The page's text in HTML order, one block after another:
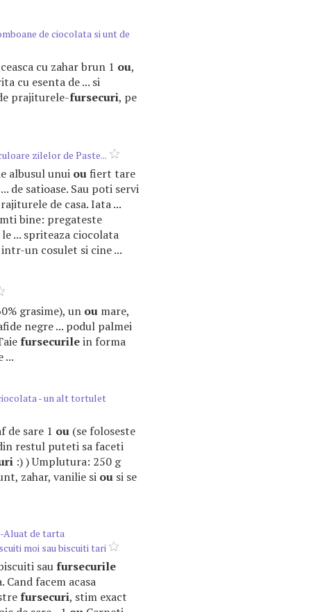
de ciocolata si unt de
cu zahar brun 1 ou,
cu esenta de ... si
prajiturele-fursecuri, pe
zilelor de Paste...
albusul unui oufiert tare
de satioase. Sau poti servi
de casa. Iata ...
bine: pregateste
... spriteaza ciocolata
un cosulet si cine ...
grasime), un ou mare,
negre ... podul palmei
fursecurilein forma
...
- un alt tortulet
de sare 1 ou (se foloseste
restul puteti sa faceti
:) ) Umplutura: 250 g
zahar, vanilie si ou si se
Aluat de tarta
moi sau biscuiti tari
saufursecurile
Cand facem acasa
fursecuri, stim exact